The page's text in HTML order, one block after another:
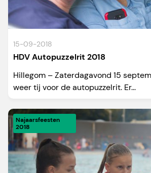
15-09-2018
HDV Autopuzzelrit 2018
Hillegom – Zaterdagavond 15
weer tij voor de autopuzzelrit. Er...
Najaarsfeesten
2018